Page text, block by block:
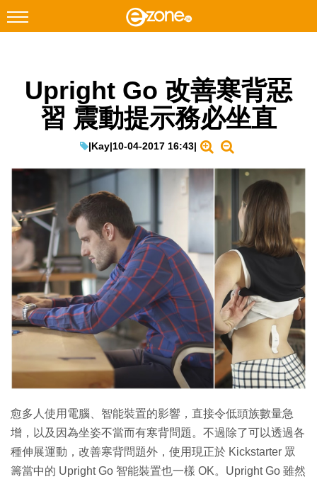
Facebook Instagram
科技焦點
遊戲動漫
教學評測
EduTech
IT Times
生成式AI與雲端應用
Enterprise Digital Transformation
特集
Upright Go 改善寒背惡
習 震動提示務必坐直
|Kay|10-04-2017 16:43|
愈多人使用電腦、智能裝置的影響，直接令低頭族數量急
增，以及因為坐姿不當而有寒背問題。不過除了可以透過各
種伸展運動，改善寒背問題外，使用現正於 Kickstarter 眾
籌當中的 Upright Go 智能裝置也一樣 OK。Upright Go 雖然